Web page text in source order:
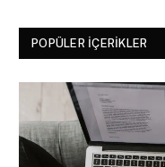
POPÜLER İÇERIKLER